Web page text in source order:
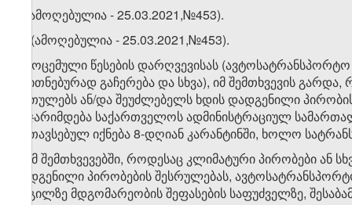
2. (ამოღებულია - 25.03.2021,№453).
. (ამოღებულია - 25.03.2021,№453).
3. მოცემული წესების დარღვევისას
თვითნებურად გაჩერება და სხვა), იმ შემთხვევის
ართულებს ან/და შეუძლებელს ხდის დადგენილი
დაჯარიმდება საქართველოს ადმინისტრაციულ
მოთავსებულ იქნება 8-დღიან კარანტინში, ხოლო
4. იმ შემთხვევებში, როდესაც კლიმატური პირობები
დადგენილი პირობების შესრულებას,
ადგილზე მდგომარეობის შეფასების საფუძველზე,